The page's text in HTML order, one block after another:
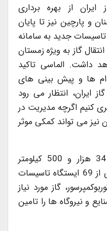
از بهره برداری
و پارچین نیز تا پایان
تاسیسات جدید به سامانه
گاز به ویژه زمستان
داشت. الماسی تاکید
ها و پیش بینی های
ایران، انتظار می رود
کنیم اگرچه مدیریت در
می تواند کمکی موثر
شایان ذکر است هم اکنون 34 هزار و 500 کیلومتر
خطوط فشار قوی با بهره گیری از 69 ایستگاه تاسیسات
دستگاه توربوکمپرسور، گاز مورد نیاز
و نیروگاه ها را تامین